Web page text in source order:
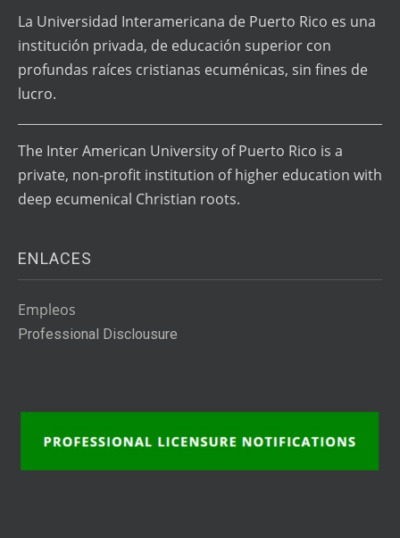
La Universidad Interamericana de Puerto Rico es una
institución privada, de educación superior con
profundas raíces cristianas ecuménicas, sin fines de
lucro.
The Inter American University of Puerto Rico is a
private, non-profit institution of higher education with
deep ecumenical Christian roots.
ENLACES
Empleos
Professional Disclousure